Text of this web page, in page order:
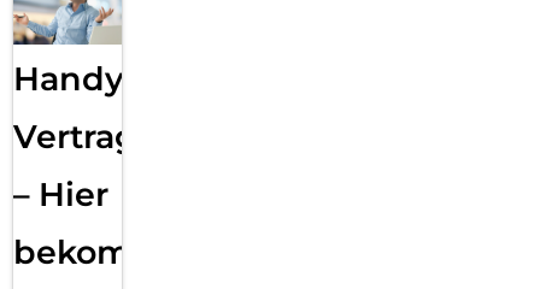
Handy
Vertragsabwicklung
– Hier
bekommst